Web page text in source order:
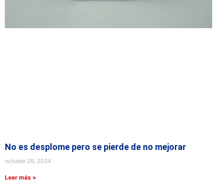
No es desplome pero se pierde de no mejorar
octubre 29, 2024
Leer más »